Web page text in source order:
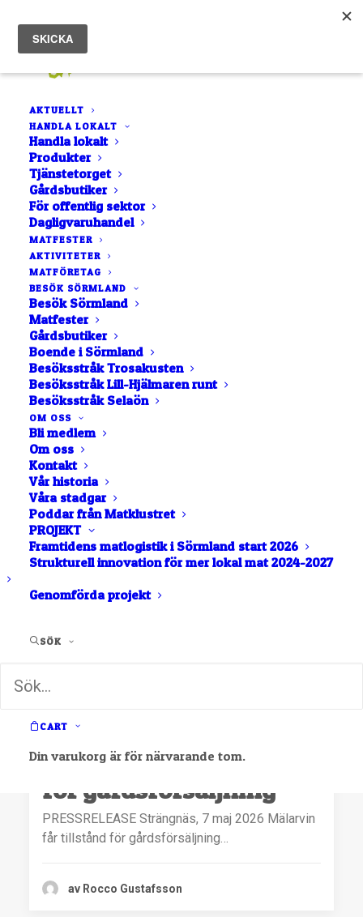
AKTUELLT
HANDLA LOKALT
Handla lokalt
Produkter
Tjänstetorget
Gårdsbutiker
För offentlig sektor
Dagligvaruhandel
MATFESTER
AKTIVITETER
MATFÖRETAG
BESÖK SÖRMLAND
Besök Sörmland
Matfester
Gårdsbutiker
Boende i Sörmland
Besöksstråk Trosakusten
Besöksstråk Lill-Hjälmaren runt
Besöksstråk Selaön
OM OSS
Bli medlem
Om oss
Kontakt
Vår historia
Våra stadgar
Poddar från Matklustret
PROJEKT
Framtidens matlogistik i Sörmland start 2026
Strukturell innovation för mer lokal mat 2024-2027
Genomförda projekt
SÖK
CART
Din varukorg är för närvarande tom.
BOKSTAVSORDNING
Mälarvin får tillstånd
för gårdsförsäljning
PRESSRELEASE Strängnäs, 7 maj 2026 Mälarvin
får tillstånd för gårdsförsäljning…
av Rocco Gustafsson